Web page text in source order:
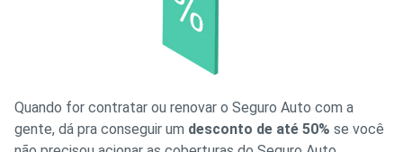
Quando for contratar ou renovar o Seguro Auto com a
gente, dá pra conseguir um desconto de até 50% se você